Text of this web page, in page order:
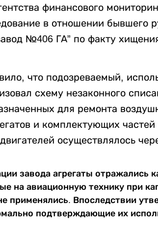
финансового
в отношении бывшего
№406 ГА” по факту
что подозреваемый,
схему незаконного
для ремонта
и комплектующих
осуществлялось
завода агрегаты отражались
на авиационную технику при
применялись. Впоследствии
подтверждающие их